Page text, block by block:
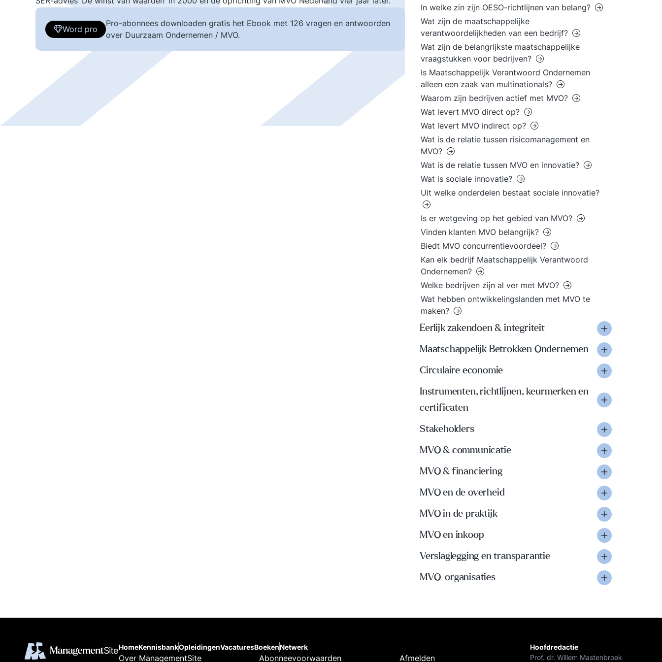
Word pro
Pro-abonnees downloaden gratis het Ebook met 126 vragen en antwoorden
over Duurzaam Ondernemen / MVO.
In welke zin zijn OESO-richtlijnen van belang?
Wat zijn de maatschappelijke
verantwoordelijkheden van een bedrijf?
Wat zijn de belangrijkste maatschappelijke
vraagstukken voor bedrijven?
Is Maatschappelijk Verantwoord Ondernemen
alleen een zaak van multinationals?
Waarom zijn bedrijven actief met MVO?
Wat levert MVO direct op?
Wat levert MVO indirect op?
Wat is de relatie tussen risicomanagement en
MVO?
Wat is de relatie tussen MVO en innovatie?
Wat is sociale innovatie?
Uit welke onderdelen bestaat sociale innovatie?
Is er wetgeving op het gebied van MVO?
Vinden klanten MVO belangrijk?
Biedt MVO concurrentievoordeel?
Kan elk bedrijf Maatschappelijk Verantwoord
Ondernemen?
Welke bedrijven zijn al ver met MVO?
Wat hebben ontwikkelingslanden met MVO te
maken?
Eerlijk zakendoen & integriteit
Maatschappelijk Betrokken Ondernemen
Circulaire economie
Instrumenten, richtlijnen, keurmerken en
certificaten
Stakeholders
MVO & communicatie
MVO & financiering
MVO en de overheid
MVO in de praktijk
MVO en inkoop
Verslaglegging en transparantie
MVO-organisaties
HomeKennisbankOpleidingenVacaturesBoekenNetwerk
Over ManagementSite Abonneevoorwaarden Afmelden
Hoofdredactie
Prof. dr. Willem Mastenbroek